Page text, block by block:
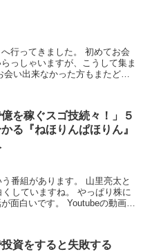
行ってきました。 初めてお会
っしゃいますが、こうして集ま
い出来なかった方もまたどこ
億を稼ぐスゴ技続々！」５
る『ねほりんぱほりん』
番組があります。 山里亮太と
していますね。 やっぱり株に
面白いです。 Youtubeの動画
資をすると失敗する